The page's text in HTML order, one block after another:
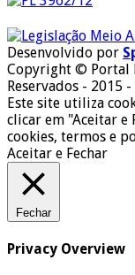
Desenvolvido por
Copyright © Portal
Reservados - 2015
Este site utiliza
clicar em "Aceitar e
cookies, termos e
Aceitar e Fechar
Fechar
Privacy Overview